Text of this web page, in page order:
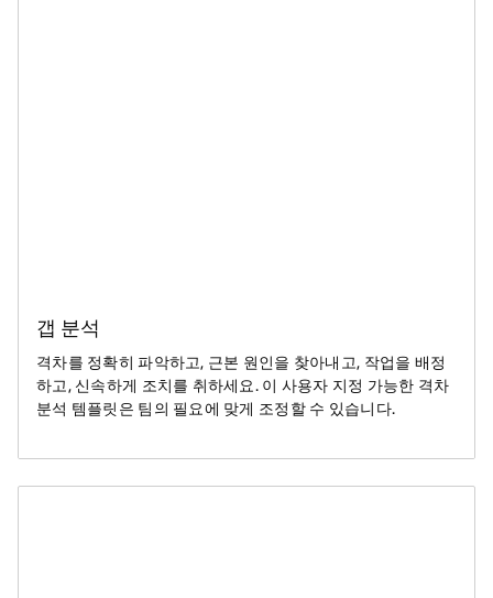
갭 분석
격차를 정확히 파악하고, 근본 원인을 찾아내고, 작업을 배정
하고, 신속하게 조치를 취하세요. 이 사용자 지정 가능한 격차
분석 템플릿은 팀의 필요에 맞게 조정할 수 있습니다.